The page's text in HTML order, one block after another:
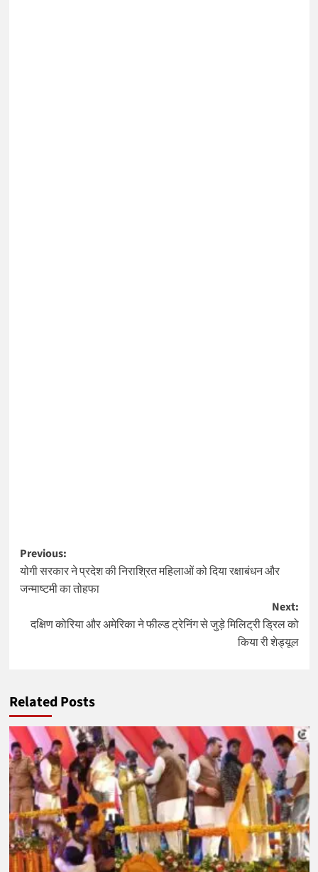
Post
navigation
Previous:
योगी सरकार ने प्रदेश की निराश्रित महिलाओं को दिया रक्षाबंधन और
जन्माष्टमी का तोहफा
Next:
दक्षिण कोरिया और अमेरिका ने फील्ड ट्रेनिंग से जुड़े मिलिट्री ड्रिल को
किया री शेड्यूल
Related Posts